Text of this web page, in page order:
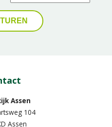
Assen
104
Assen